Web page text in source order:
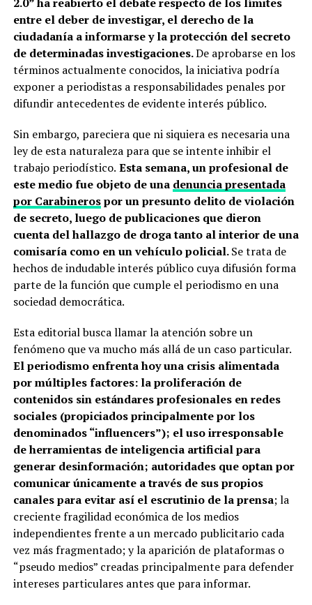
entre el deber de investigar, el derecho de la
ciudadanía a informarse y la protección del secreto
de determinadas investigaciones.De aprobarse en los
términos actualmente conocidos, la iniciativa podría
exponer a periodistas a responsabilidades penales por
difundir antecedentes de evidente interés público.
Sin embargo, pareciera que ni siquiera es necesaria una
ley de esta naturaleza para que se intente inhibir el
trabajo periodístico. Esta semana, un profesional de
este medio fue objeto de una denuncia presentada
por Carabinerospor un presunto delito de violación
de secreto, luego de publicaciones que dieron
cuenta del hallazgo de droga tanto al interior de una
comisaría como en un vehículo policial.Se trata de
hechos de indudable interés público cuya difusión forma
parte de la función que cumple el periodismo en una
sociedad democrática.
Esta editorial busca llamar la atención sobre un
fenómeno que va mucho más allá de un caso particular.
El periodismo enfrenta hoy una crisis alimentada
por múltiples factores: la proliferación de
contenidos sin estándares profesionales en redes
sociales (propiciados principalmente por los
denominados “influencers”); el uso irresponsable
de herramientas de inteligencia artificial para
generar desinformación; autoridades que optan por
comunicar únicamente a través de sus propios
canales para evitar así el escrutinio de la prensa; la
creciente fragilidad económica de los medios
independientes frente a un mercado publicitario cada
vez más fragmentado; y la aparición de plataformas o
“pseudo medios” creadas principalmente para defender
intereses particulares antes que para informar.